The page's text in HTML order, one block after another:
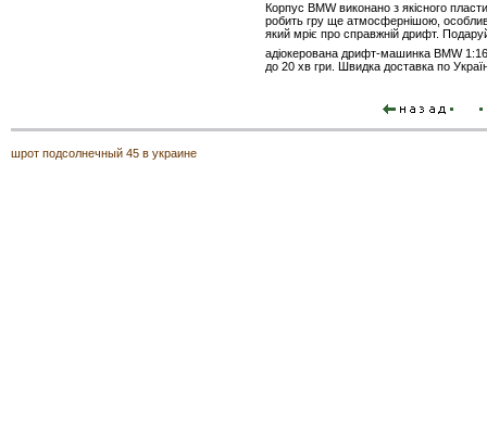
Корпус BMW виконано з якісного
робить гру ще атмосфернішою,
який мріє про справжній дрифт.
адіокерована дрифт-машинка BMW
до 20 хв гри. Швидка доставка по
шрот подсолнечный 45 в украине